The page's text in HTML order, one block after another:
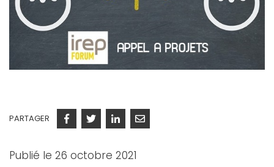
PARTAGER Facebook
TwitterLinkedinCourriel
Publié le 26 octobre 2021